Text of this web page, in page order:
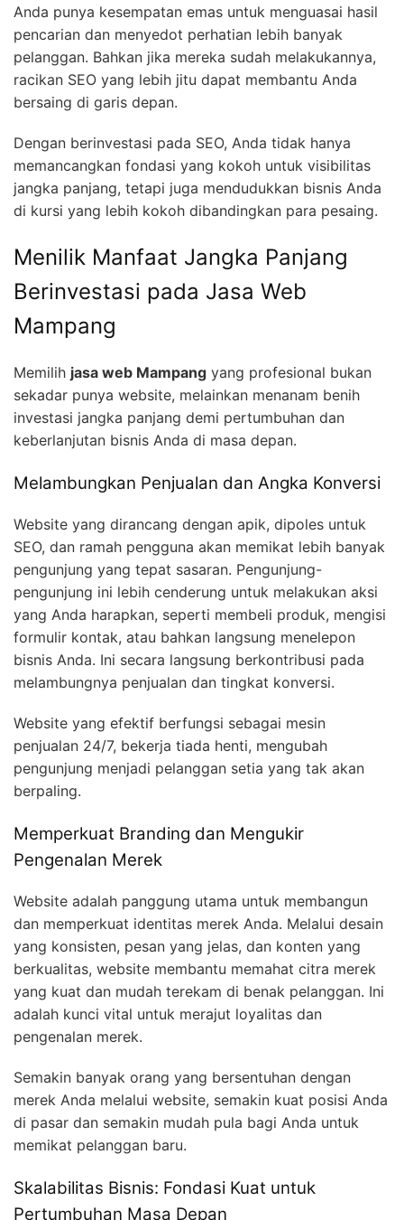
Anda punya kesempatan emas untuk menguasai hasil
pencarian dan menyedot perhatian lebih banyak
pelanggan. Bahkan jika mereka sudah melakukannya,
racikan SEO yang lebih jitu dapat membantu Anda
bersaing di garis depan.
Dengan berinvestasi pada SEO, Anda tidak hanya
memancangkan fondasi yang kokoh untuk visibilitas
jangka panjang, tetapi juga mendudukkan bisnis Anda
di kursi yang lebih kokoh dibandingkan para pesaing.
Menilik Manfaat Jangka Panjang
Berinvestasi pada Jasa Web
Mampang
Memilih jasa web Mampang yang profesional bukan
sekadar punya website, melainkan menanam benih
investasi jangka panjang demi pertumbuhan dan
keberlanjutan bisnis Anda di masa depan.
Melambungkan Penjualan dan Angka Konversi
Website yang dirancang dengan apik, dipoles untuk
SEO, dan ramah pengguna akan memikat lebih banyak
pengunjung yang tepat sasaran. Pengunjung-
pengunjung ini lebih cenderung untuk melakukan aksi
yang Anda harapkan, seperti membeli produk, mengisi
formulir kontak, atau bahkan langsung menelepon
bisnis Anda. Ini secara langsung berkontribusi pada
melambungnya penjualan dan tingkat konversi.
Website yang efektif berfungsi sebagai mesin
penjualan 24/7, bekerja tiada henti, mengubah
pengunjung menjadi pelanggan setia yang tak akan
berpaling.
Memperkuat Branding dan Mengukir
Pengenalan Merek
Website adalah panggung utama untuk membangun
dan memperkuat identitas merek Anda. Melalui desain
yang konsisten, pesan yang jelas, dan konten yang
berkualitas, website membantu memahat citra merek
yang kuat dan mudah terekam di benak pelanggan. Ini
adalah kunci vital untuk merajut loyalitas dan
pengenalan merek.
Semakin banyak orang yang bersentuhan dengan
merek Anda melalui website, semakin kuat posisi Anda
di pasar dan semakin mudah pula bagi Anda untuk
memikat pelanggan baru.
Skalabilitas Bisnis: Fondasi Kuat untuk
Pertumbuhan Masa Depan